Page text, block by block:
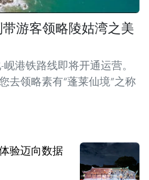
游客领略陵姑湾之美
港铁路线即将开通运营。
去领略素有“蓬莱仙境”之称
验迈向数据